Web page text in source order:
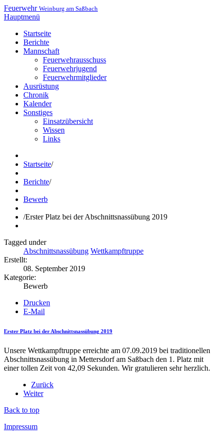
Feuerwehr Weinburg am Saßbach
Hauptmenü
Startseite
Berichte
Mannschaft
Feuerwehrausschuss
Feuerwehrjugend
Feuerwehrmitglieder
Ausrüstung
Chronik
Kalender
Sonstiges
Einsatzübersicht
Wissen
Links
Startseite/
Berichte/
Bewerb
/Erster Platz bei der Abschnittsnassübung 2019
Tagged under
Abschnittsnassübung Wettkampftruppe
Erstellt:
08. September 2019
Kategorie:
Bewerb
Drucken
E-Mail
Erster Platz bei der Abschnittsnassübung 2019
Unsere Wettkampftruppe erreichte am 07.09.2019 bei traditionellen
Abschnittsnassübung in Mettersdorf am Saßbach den 1. Platz mit
einer tollen Zeit von 42,09 Sekunden. Wir gratulieren sehr herzlich.
Zurück
Weiter
Back to top
Impressum